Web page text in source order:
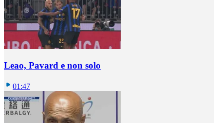
Leao, Pavard e non solo
01:47